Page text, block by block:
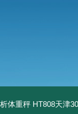
体重秤 HT808天津